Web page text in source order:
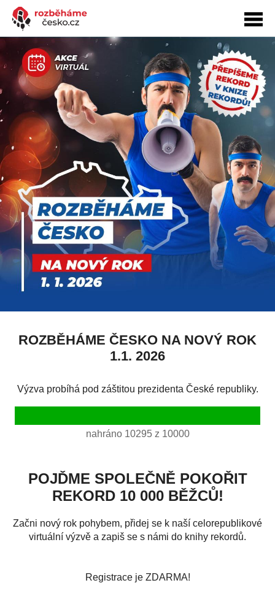
ROZBĚHÁME ČESKO NA NOVÝ ROK
1.1. 2026
Výzva probíhá pod záštitou prezidenta České republiky.
nahráno 10295 z 10000
POJĎME SPOLEČNĚ POKOŘIT
REKORD 10 000 BĚŽCŮ!
Začni nový rok pohybem, přidej se k naší celorepublikové
virtuální výzvě a zapiš se s námi do knihy rekordů.
Registrace je ZDARMA!